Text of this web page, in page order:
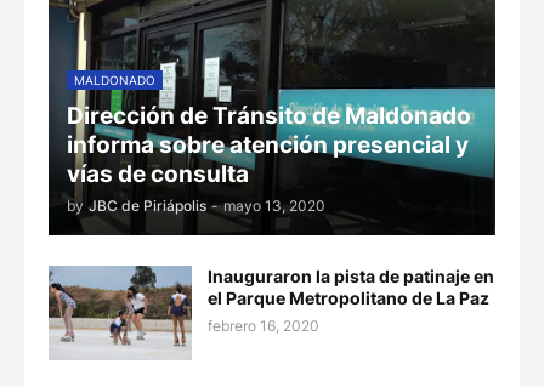
MALDONADO
Dirección de Tránsito de Maldonado
informa sobre atención presencial y
vías de consulta
by JBC de Piriápolis - mayo 13, 2020
Inauguraron la pista de patinaje en
el Parque Metropolitano de La Paz
febrero 16, 2020